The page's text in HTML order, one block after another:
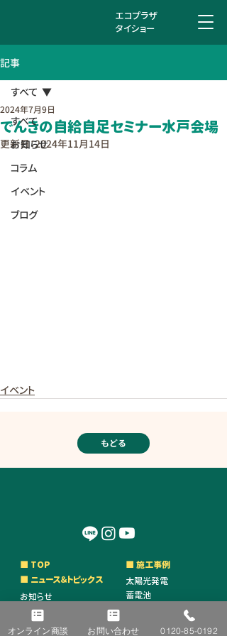
エコプラザ
タイショー
記事
すべて
お知らせ
コラム
イベント
ブログ
すべて
でんきの自給自足セミナー水戸会場
2024年7月9日
更新日：2024年11月14日
イベント
もどる
■ TOP
■ ニュース＆トピックス
お知らせ
コラム
イベント
■ 施工事例
太陽光発電
蓄電池
オンライン商談 お問い合わせ 0120-85-0192